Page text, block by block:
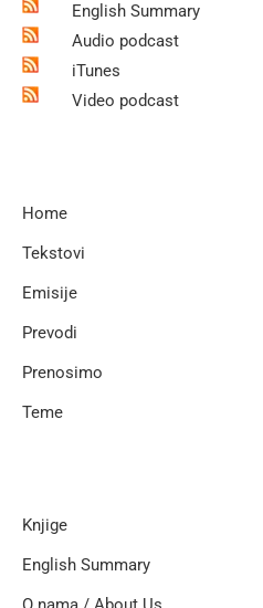
English Summary
Audio podcast
iTunes
Video podcast
Home
Tekstovi
Emisije
Prevodi
Prenosimo
Teme
Knjige
English Summary